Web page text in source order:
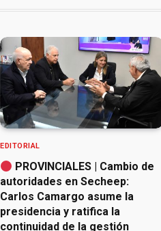
EDITORIAL
PROVINCIALES | Cambio de
autoridades en Secheep:
Carlos Camargo asume la
presidencia y ratifica la
continuidad de la gestión